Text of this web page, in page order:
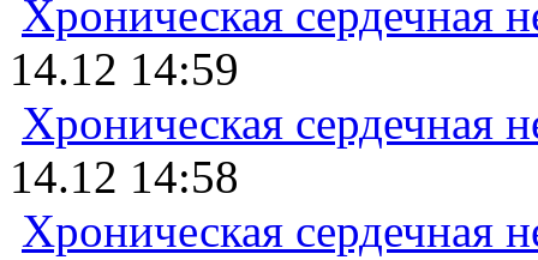
Хроническая сердечная
14.12 14:59
Хроническая сердечная
14.12 14:58
Хроническая сердечная